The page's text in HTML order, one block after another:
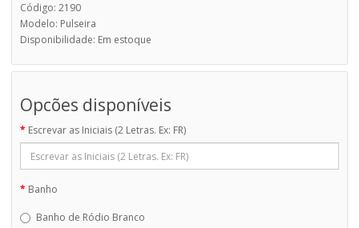
Código: 2190
Modelo: Pulseira
Disponibilidade: Em estoque
Opcões disponíveis
Escrevar as Iniciais (2 Letras. Ex: FR)
Banho
Banho de Ródio Branco